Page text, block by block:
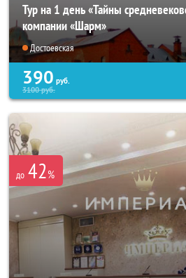
Тур на 1 день «Тайны
компании «Шарм»
Достоевская
390 руб.
3100руб.
до 42%